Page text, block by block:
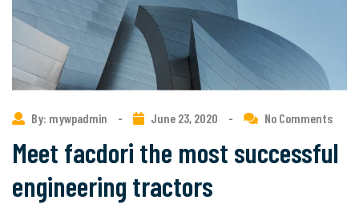
By: mywpadmin - June 23, 2020 - No Comments
Meet facdori the most successful
engineering tractors